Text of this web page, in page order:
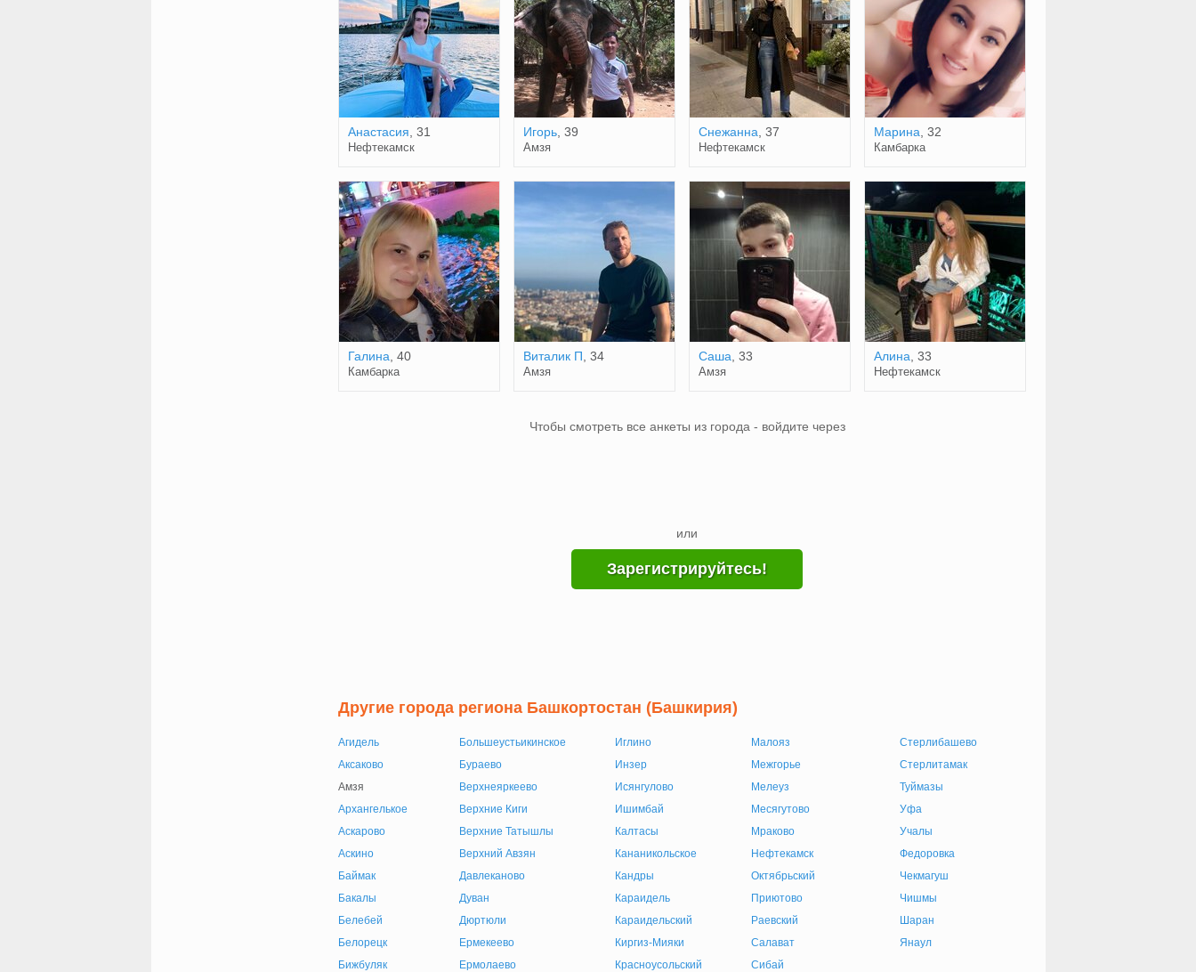
Анастасия , 31
Нефтекамск
Игорь, 39
Амзя
Снежанна , 37
Нефтекамск
Марина , 32
Камбарка
Галина , 40
Камбарка
Виталик П , 34
Амзя
Саша , 33
Амзя
Алина , 33
Нефтекамск
Чтобы смотреть все анкеты из города - войдите через
или
Зарегистрируйтесь!
Другие города региона Башкортостан (Башкирия)
Агидель
Аксаково
Амзя
Архангелькое
Аскарово
Аскино
Баймак
Бакалы
Белебей
Белорецк
Бижбуляк
Большеустьикинское
Бураево
Верхнеяркеево
Верхние Киги
Верхние Татышлы
Верхний Авзян
Давлеканово
Дуван
Дюртюли
Ермекеево
Ермолаево
Иглино
Инзер
Исянгулово
Ишимбай
Калтасы
Кананикольское
Кандры
Караидель
Караидельский
Киргиз-Мияки
Красноусольский
Малояз
Межгорье
Мелеуз
Месягутово
Мраково
Нефтекамск
Октябрьский
Приютово
Раевский
Салават
Сибай
Стерлибашево
Стерлитамак
Туймазы
Уфа
Учалы
Федоровка
Чекмагуш
Чишмы
Шаран
Янаул